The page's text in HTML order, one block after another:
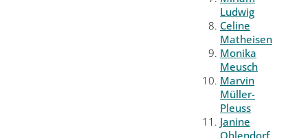
Ludwig
Celine
Matheisen
Monika
Meusch
Marvin
Müller-
Pleuss
Janine
Ohlendorf